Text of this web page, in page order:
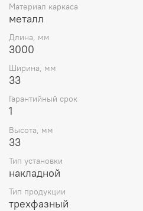
Материал каркаса
металл
Длина, мм
3000
Ширина, мм
33
Гарантийный срок
1
Высота, мм
33
Тип установки
накладной
Тип продукции
трехфазный